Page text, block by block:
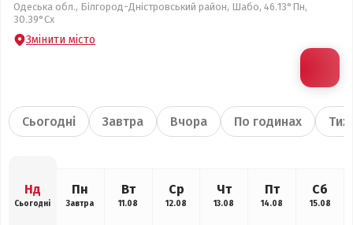
Одеська обл., Білгород-Дністровський район, Шабо, 46.13°Пн,
30.39°Сх
Змінити місто
Сьогодні Завтра Вчора По годинах
Нд
Сьогодні
Пн
Завтра
Вт
11.08
Ср
12.08
Чт
13.08
Пт
14.08
Сб
15.08